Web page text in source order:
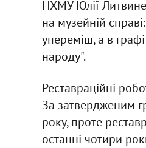
НХМУ Юлії
на музейній
упереміш, а в
народу".
Реставраційні
За затвердженим
року, проте
останні чотири